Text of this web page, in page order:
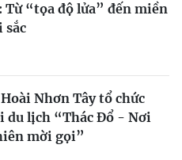
Từ “tọa độ lửa” đến miền
sắc
Nhơn Tây tổ chức
du lịch “Thác Đổ - Nơi
mời gọi”